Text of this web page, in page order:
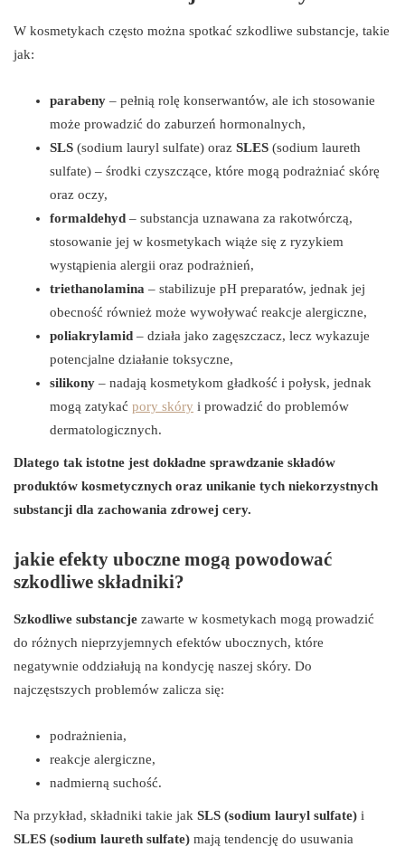
W kosmetykach często można spotkać szkodliwe substancje, takie
jak:
parabeny – pełnią rolę konserwantów, ale ich stosowanie
może prowadzić do zaburzeń hormonalnych,
SLS (sodium lauryl sulfate) oraz SLES (sodium laureth
sulfate) – środki czyszczące, które mogą podrażniać skórę
oraz oczy,
formaldehyd – substancja uznawana za rakotwórczą,
stosowanie jej w kosmetykach wiąże się z ryzykiem
wystąpienia alergii oraz podrażnień,
triethanolamina – stabilizuje pH preparatów, jednak jej
obecność również może wywoływać reakcje alergiczne,
poliakrylamid – działa jako zagęszczacz, lecz wykazuje
potencjalne działanie toksyczne,
silikony – nadają kosmetykom gładkość i połysk, jednak
mogą zatykać pory skóry i prowadzić do problemów
dermatologicznych.
Dlatego tak istotne jest dokładne sprawdzanie składów
produktów kosmetycznych oraz unikanie tych niekorzystnych
substancji dla zachowania zdrowej cery.
jakie efekty uboczne mogą powodować
szkodliwe składniki?
Szkodliwe substancje zawarte w kosmetykach mogą prowadzić
do różnych nieprzyjemnych efektów ubocznych, które
negatywnie oddziałują na kondycję naszej skóry. Do
najczęstszych problemów zalicza się:
podrażnienia,
reakcje alergiczne,
nadmierną suchość.
Na przykład, składniki takie jak SLS (sodium lauryl sulfate) i
SLES (sodium laureth sulfate) mają tendencję do usuwania